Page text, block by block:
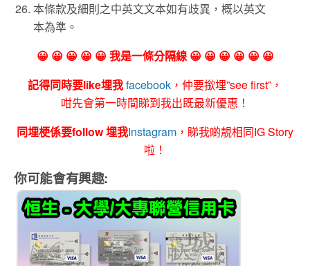
本條款及細則之中英文文本如有歧異，概以英文
本為準。
😀 😀 😀 😀 😀 我是一條分隔線 😀 😀 😀 😀 😀 😀
記得同時要like埋我facebook ，仲要撳埋”see first”，
咁先會第一時間睇到我出既最新優惠！
同埋梗係要follow 埋我Instagram ，睇我啲靚相同IG Story
啦！
你可能會有興趣: